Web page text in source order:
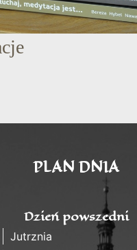
PLAN DNIA
Dzień powszedni
Jutrznia